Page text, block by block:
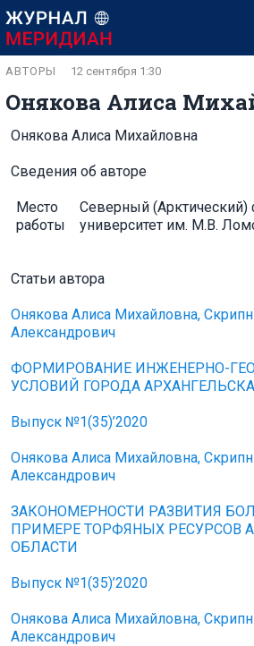
Онякова Алиса
АВТОРЫ 12 сентября 1:30
Онякова Алиса Михайловна
Сведения об авторе
Место
работы
Северный
университет им. М.В.
Статьи автора
Онякова Алиса Михайловна,
Александрович
ФОРМИРОВАНИЕ ИНЖЕНЕРНО-
УСЛОВИЙ ГОРОДА АРХАНГЕЛЬСКА
Выпуск №1(35)’2020
Онякова Алиса Михайловна,
Александрович
ЗАКОНОМЕРНОСТИ РАЗВИТИЯ
ПРИМЕРЕ ТОРФЯНЫХ РЕСУРСОВ
ОБЛАСТИ
Выпуск №1(35)’2020
Онякова Алиса Михайловна,
Александрович